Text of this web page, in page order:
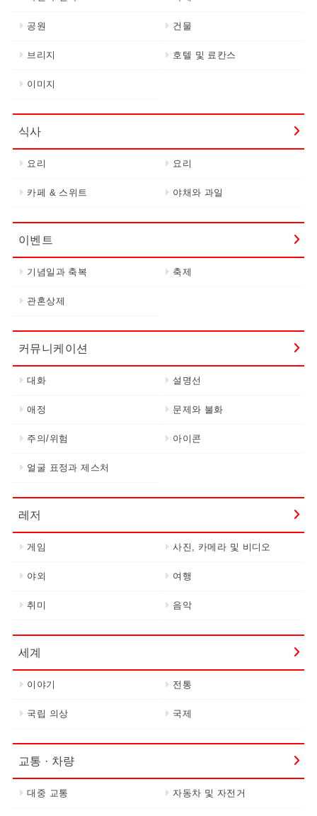
공원 건물
브리지 호텔 및 료칸스
이미지
식사
요리 요리
카페 & 스위트 야채와 과일
이벤트
기념일과 축복 축제
관혼상제
커뮤니케이션
대화 설명선
애정 문제와 불화
주의/위험 아이콘
얼굴 표정과 제스처
레저
게임 사진, 카메라 및 비디오
야외 여행
취미 음악
세계
이야기 전통
국립 의상 국제
교통 · 차량
대중 교통 자동차 및 자전거